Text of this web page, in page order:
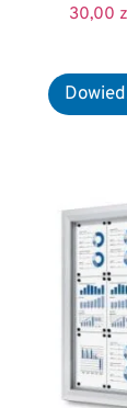
30,00